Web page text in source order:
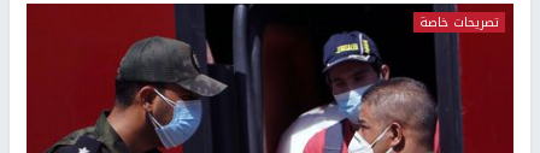
تصريحات خاصة